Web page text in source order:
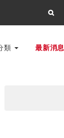
類 最新消息